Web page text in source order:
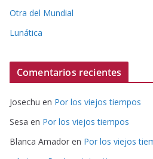
Otra del Mundial
Lunática
Comentarios recientes
Josechu en Por los viejos tiempos
Sesa en Por los viejos tiempos
Blanca Amador en Por los viejos